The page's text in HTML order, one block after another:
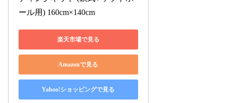
ール用) 160cm×140cm
楽天市場で見る
Amazonで見る
Yahoo!ショッピングで見る